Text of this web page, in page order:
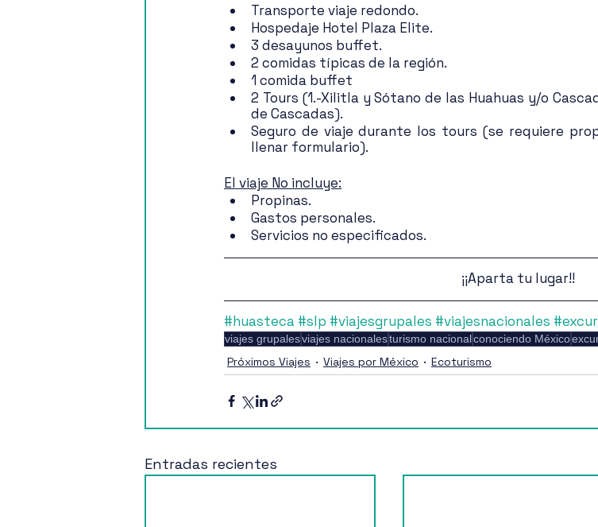
Transporte viaje redondo.
Hospedaje Hotel Plaza Elite.
3 desayunos buffet.
2 comidas típicas de la región.
1 comida buffet
2 Tours (1.-Xilitla y Sótano de las Huahuas y/o
de Cascadas).
Seguro de viaje durante los tours (se requiere
llenar formulario).
El viaje No incluye:
Propinas.
Gastos personales.
Servicios no especificados.
¡¡Aparta tu lugar!!
#huasteca #slp #viajesgrupales #viajesnacionales
viajes grupalesviajes nacionalesturismo nacionalconociendo México
Próximos Viajes Viajes por México Ecoturismo
Entradas recientes